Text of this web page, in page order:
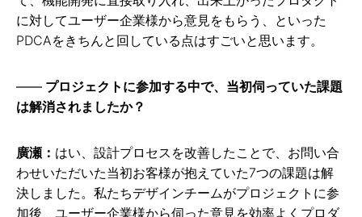
に対してユーザー企業様から意見をもらう、といった
PDCAをきちんと回している点はすごいと思います。
プロジェクトに参加する中で、当初伺っていた課題
は解消されましたか？
廣瀬： はい、設計プロセスを改善したことで、お問い合
わせいただいた当初お客様が抱えていた7つの課題は解
決しました。私たちデザインチームがプロジェクトに参
加後、ユーザー企業様から伺った意見を効率よくプロダ